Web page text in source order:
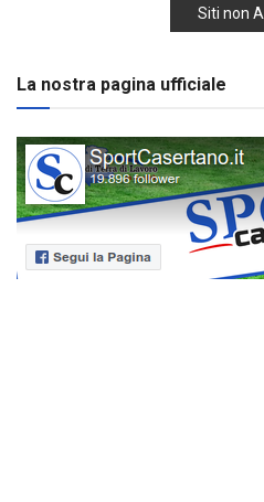
Siti non
La nostra pagina ufficiale